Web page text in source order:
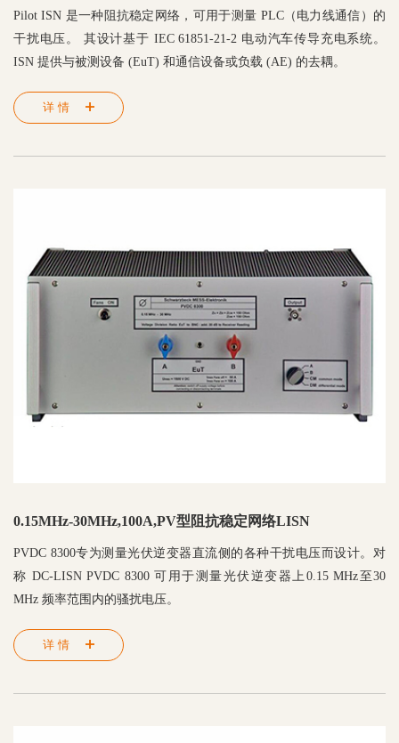
Pilot ISN 是一种阻抗稳定网络，可用于测量 PLC（电力线通信）的
干扰电压。 其设计基于 IEC 61851-21-2 电动汽车传导充电系统。
ISN 提供与被测设备 (EuT) 和通信设备或负载 (AE) 的去耦。
详情
0.15MHz-30MHz,100A,PV型阻抗稳定网络LISN
PVDC 8300专为测量光伏逆变器直流侧的各种干扰电压而设计。对
称 DC-LISN PVDC 8300 可用于测量光伏逆变器上0.15 MHz至30
MHz 频率范围内的骚扰电压。
详情